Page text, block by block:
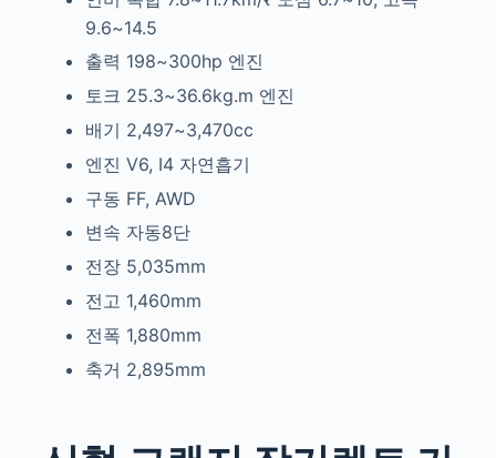
9.6~14.5
출력 198~300hp 엔진
토크 25.3~36.6kg.m 엔진
배기 2,497~3,470cc
엔진 V6, I4 자연흡기
구동 FF, AWD
변속 자동8단
전장 5,035mm
전고 1,460mm
전폭 1,880mm
축거 2,895mm